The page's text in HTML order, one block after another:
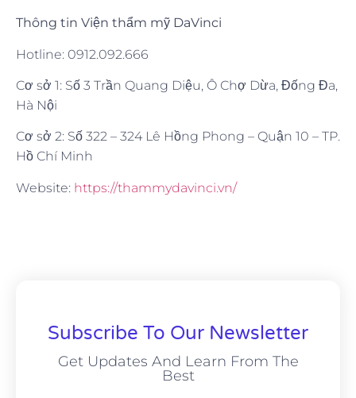
Thông tin Viện thẩm mỹ DaVinci
Hotline: 0912.092.666
Cơ sở 1: Số 3 Trần Quang Diệu, Ô Chợ Dừa, Đống Đa,
Hà Nội
Cơ sở 2: Số 322 – 324 Lê Hồng Phong – Quận 10 – TP.
Hồ Chí Minh
Website: https://thammydavinci.vn/
Subscribe To Our Newsletter
Get Updates And Learn From The
Best